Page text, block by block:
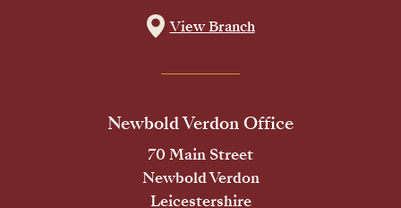
View Branch
Newbold Verdon Office
70 Main Street
Newbold Verdon
Leicestershire